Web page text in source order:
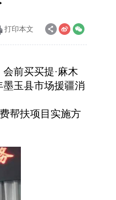
打印本文
前买买提·麻木
玉县市场援疆消
帮扶项目实施方